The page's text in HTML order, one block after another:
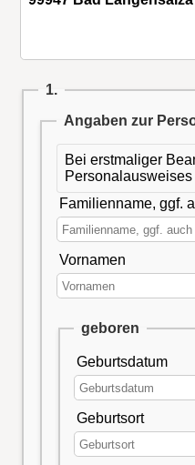
1.
Angaben zur
Bei erstmaliger
Familienname, ggf.
Vornamen
geboren
Geburtsdatum
Geburtsort